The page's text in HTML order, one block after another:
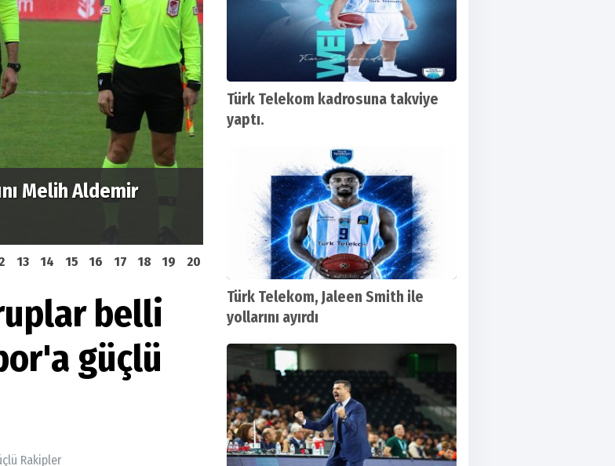
Melih Aldemir
Beyaz Grup'ya yer alacakolan Ankaraspor ilk
deplasmanda Şanlıurfaspor ile karşılaşacak
13 14 15 16 17 18 19 20
belli
güçlü
Rakipler
Türk Telekom kadrosuna takviye
yaptı.
Türk Telekom, Jaleen Smith ile
yollarını ayırdı